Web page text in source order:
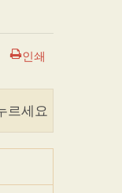
인쇄
르세요